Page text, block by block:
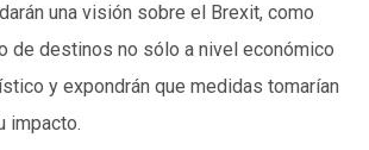
una visión sobre el Brexit, como
de destinos no sólo a nivel económico
y expondrán que medidas tomarían
impacto.